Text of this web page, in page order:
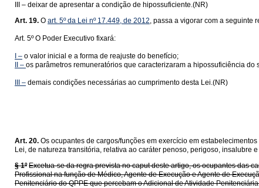
III – deixar de apresentar a condição de hipossuficiente.(NR)
Art. 19. O art. 5º da Lei nº 17.449, de 2012, passa a vigorar com a seguinte
Art. 5º O Poder Executivo fixará:
I – o valor inicial e a forma de reajuste do benefício;
II – os parâmetros remuneratórios que caracterizaram a hipossuficiência
III – demais condições necessárias ao cumprimento desta Lei.(NR)
Art. 20. Os ocupantes de cargos/funções em exercício em
Lei, de natureza transitória, relativa ao caráter penoso, perigoso,
§ 1º Excetua-se da regra prevista no caput deste artigo, os ocupantes das
Profissional na função de Médico, Agente de Execução e Agente de
Penitenciário do QPPE que percebam o Adicional de Atividade Penitenciária